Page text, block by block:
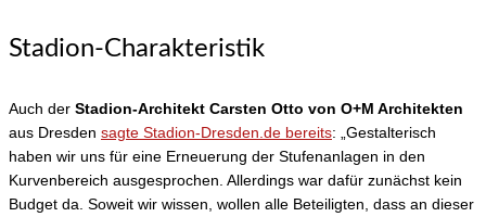
Stadion-Charakteristik
Auch der Stadion-Architekt Carsten Otto von O+M Architekten
aus Dresden sagte Stadion-Dresden.de bereits: „Gestalterisch
haben wir uns für eine Erneuerung der Stufenanlagen in den
Kurvenbereich ausgesprochen. Allerdings war dafür zunächst kein
Budget da. Soweit wir wissen, wollen alle Beteiligten, dass an dieser